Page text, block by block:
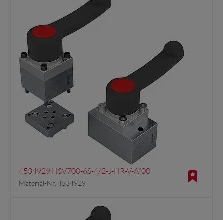
4534929 HSV700-6S-4/2-J-HR-V-A*00
Material-Nr. 4534929